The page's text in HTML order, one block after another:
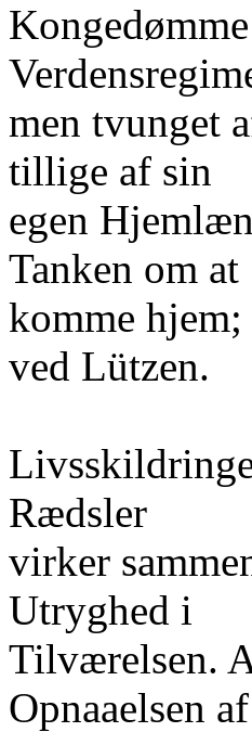
men tvunget
tillige af sin
egen
Tanken om at
komme hjem;
ved Lützen.
Rædsler
virker
Utryghed i
Tilværelsen.
Opnaaelsen af